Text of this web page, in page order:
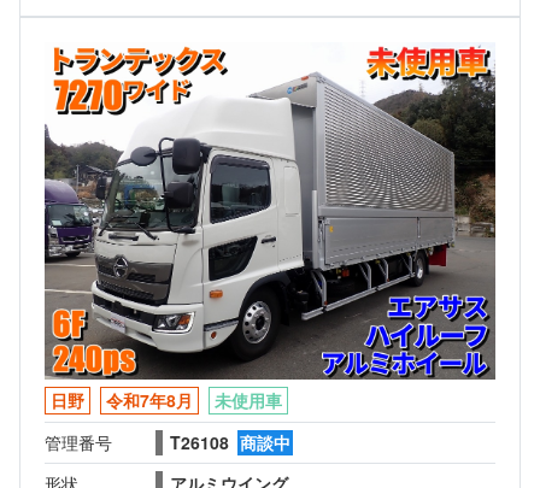
日野 令和7年8月
未使用車
管理番号
T26108 商談中